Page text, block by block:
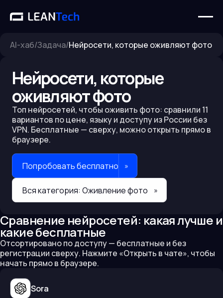
AI-хаб/Задача/Нейросети, которые оживляют фото
Нейросети, которые
оживляют фото
Топ нейросетей, чтобы оживить фото: сравнили 11
вариантов по цене, языку и доступу из России без
VPN. Бесплатные — сверху, можно открыть прямо в
браузере.
Попробовать бесплатно »
Вся категория: Оживление фото »
Сравнение нейросетей: какая лучше и
какие бесплатные
Отсортировано по доступу — бесплатные и без
регистрации сверху. Нажмите «Открыть в чате», чтобы
начать прямо в браузере.
Sora